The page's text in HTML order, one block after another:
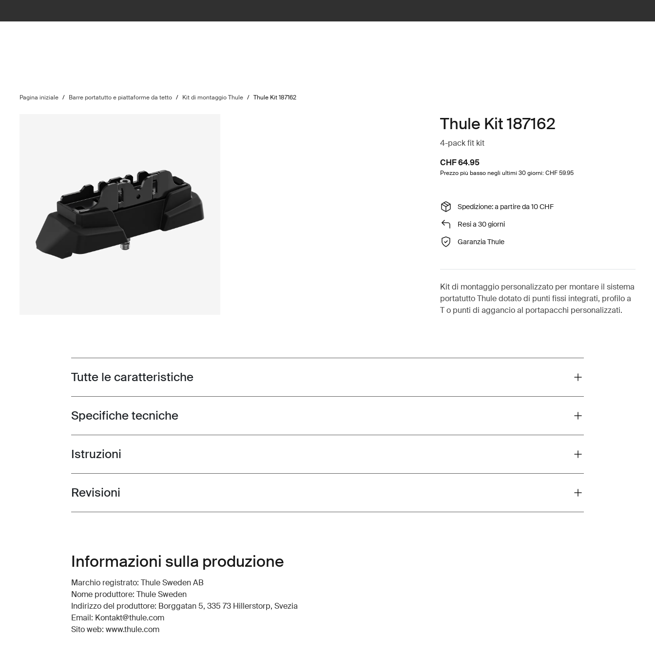
Pagina iniziale / Barre portatutto e piattaforme da tetto / Kit di montaggio Thule / Thule Kit 187162
Thule Kit 187162
4-pack fit kit
CHF 64.95
Prezzo più basso negli ultimi 30 giorni: CHF 59.95
Spedizione: a partire da 10 CHF
Resi a 30 giorni
Garanzia Thule
Kit di montaggio personalizzato per montare il sistema
portatutto Thule dotato di punti fissi integrati, profilo a
T o punti di aggancio al portapacchi personalizzati.
Toggle features
Tutte le caratteristiche
Toggle techspec
Specifiche tecniche
Toggle guides and instructions
Istruzioni
Toggle overview
Revisioni
Informazioni sulla produzione
Marchio registrato: Thule Sweden AB
Nome produttore: Thule Sweden
Indirizzo del produttore: Borggatan 5, 335 73 Hillerstorp, Svezia
Email: Kontakt@thule.com
Sito web: www.thule.com